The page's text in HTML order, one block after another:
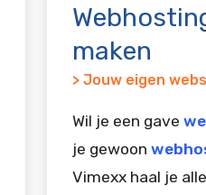
maken
> Jouw eigen
Wil je een gave
je gewoon
Vimexx haal je